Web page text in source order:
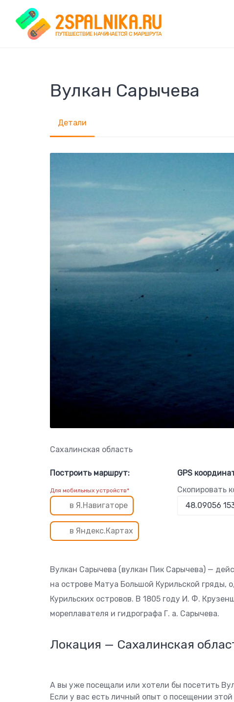
content
Вулкан Сарычева
Детали
Сахалинская область
Построить маршрут:
Для мобильных устройств*
в Я.Навигаторе
в Яндекс.Картах
GPS
Скопировать
Вулкан Сарычева (вулкан Пик Сарычева) —
на острове Матуа Большой Курильской гряды,
Курильских островов. В 1805 году И. Ф.
мореплавателя и гидрографа Г. а. Сарычева.
Локация — Сахалинская
А вы уже посещали или хотели бы посетить
Если у вас есть личный опыт о посещении